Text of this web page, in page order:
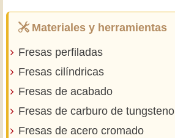
Materiales y herramientas
Fresas perfiladas
Fresas cilíndricas
Fresas de acabado
Fresas de carburo de tungsteno
Fresas de acero cromado